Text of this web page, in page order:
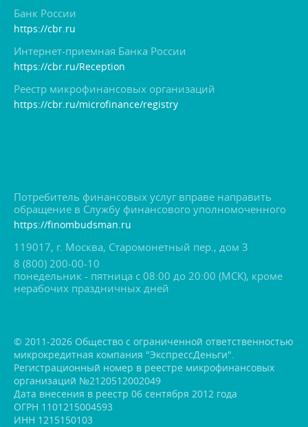
Банк России
https://cbr.ru
Интернет-приемная Банка России
https://cbr.ru/Reception
Реестр микрофинансовых организаций
https://cbr.ru/microfinance/registry
Потребитель финансовых услуг вправе направить
обращение в Службу финансового уполномоченного
https://finombudsman.ru
119017, г. Москва, Старомонетный пер., дом 3
8 (800) 200-00-10
понедельник - пятница с 08:00 до 20:00 (МСК), кроме
нерабочих праздничных дней
© 2011-2026 Общество с ограниченной ответственностью
микрокредитная компания "ЭкспрессДеньги".
Регистрационный номер в реестре микрофинансовых
организаций №2120512002049
Дата внесения в реестр 06 сентября 2012 года
ОГРН 1101215004593
ИНН 1215150103